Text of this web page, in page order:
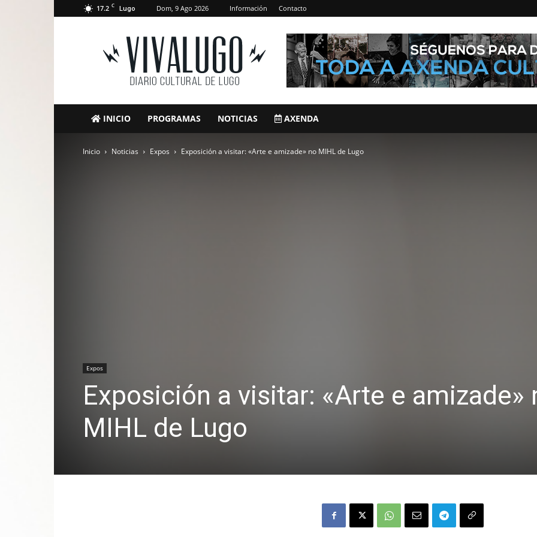
17.2 C Lugo Dom, 9 Ago 2026 Información Contacto
VivaLugo
INICIO PROGRAMAS NOTICIAS AXENDA
Inicio Noticias Expos Exposición a visitar: «Arte e amizade» no MIHL de Lugo
Expos
Exposición a visitar: «Arte e amizade»
MIHL de Lugo